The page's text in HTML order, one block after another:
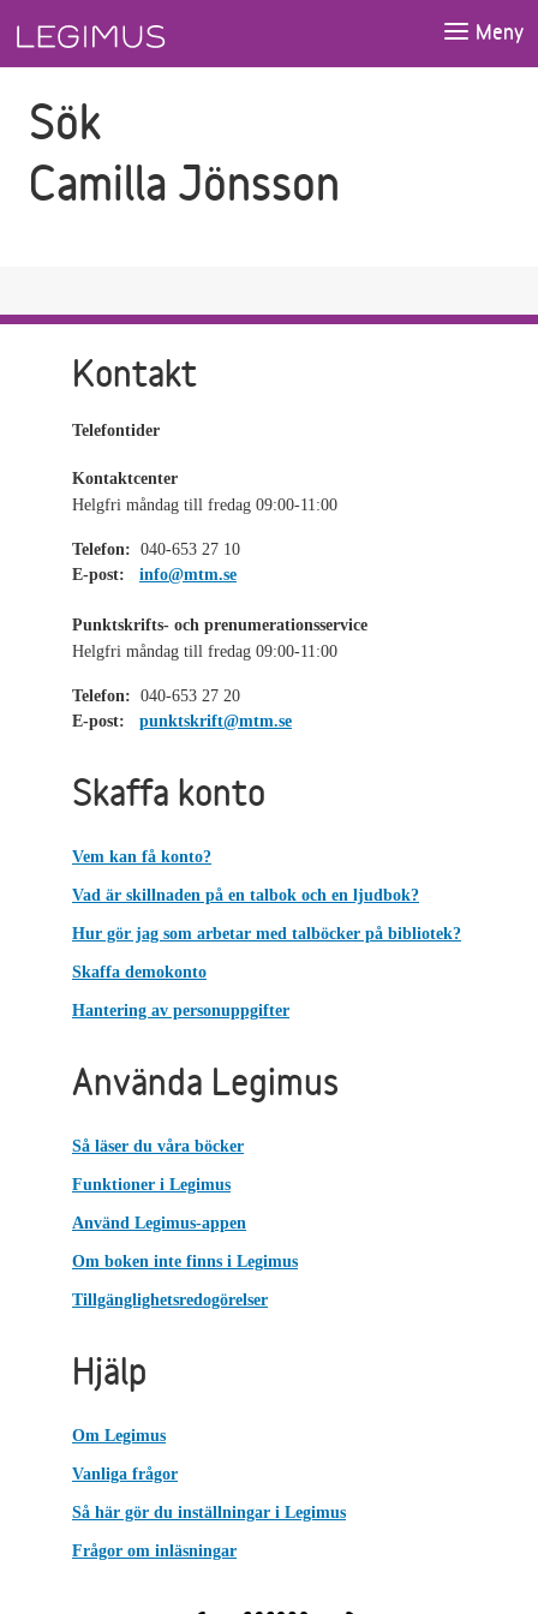
Meny
Sök
Camilla Jönsson
Kontakt
Telefontider
Kontaktcenter
Helgfri måndag till fredag 09:00-11:00
Telefon: 040-653 27 10
E-post:
info@mtm.se
Punktskrifts- och prenumerationsservice
Helgfri måndag till fredag 09:00-11:00
Telefon: 040-653 27 20
E-post:
punktskrift@mtm.se
Skaffa konto
Vem kan få konto?
Vad är skillnaden på en talbok och en ljudbok?
Hur gör jag som arbetar med talböcker på bibliotek?
Skaffa demokonto
Hantering av personuppgifter
Använda Legimus
Så läser du våra böcker
Funktioner i Legimus
Använd Legimus-appen
Om boken inte finns i Legimus
Tillgänglighetsredogörelser
Hjälp
Om Legimus
Vanliga frågor
Så här gör du inställningar i Legimus
Frågor om inläsningar